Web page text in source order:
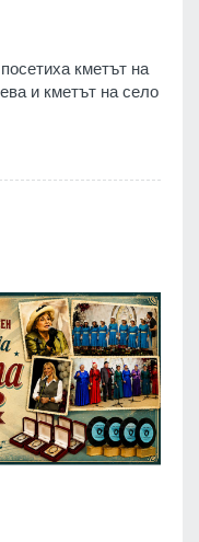
кметът на
и кметът на село